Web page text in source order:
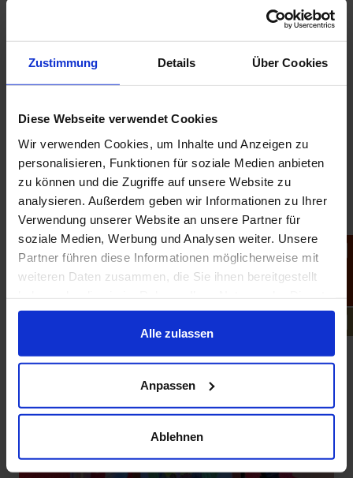
Zustimmung Details Über Cookies
Diese Webseite verwendet Cookies
Wir verwenden Cookies, um Inhalte und Anzeigen zu
personalisieren, Funktionen für soziale Medien anbieten
zu können und die Zugriffe auf unsere Website zu
analysieren. Außerdem geben wir Informationen zu Ihrer
Verwendung unserer Website an unsere Partner für
soziale Medien, Werbung und Analysen weiter. Unsere
Partner führen diese Informationen möglicherweise mit
weiteren Daten zusammen, die Sie ihnen bereitgestellt
gesammelt haben.
Alle zulassen
Anpassen
Ablehnen
zeitweise keine Wohnung, was einem Anstieg von 58
Für weitere Informationen oder um sich an unserer
Initiative zu beteiligen, stehen wir Ihnen gerne zur
🎥Schauen Sie sich jetzt die Sendung des SWR
Nachtcafés mit dem Ehepaar Richter an
*Quelle: Tagesschau (Zahl der Wohnungslosen deutlich
gestiegen, 07.11.2023)